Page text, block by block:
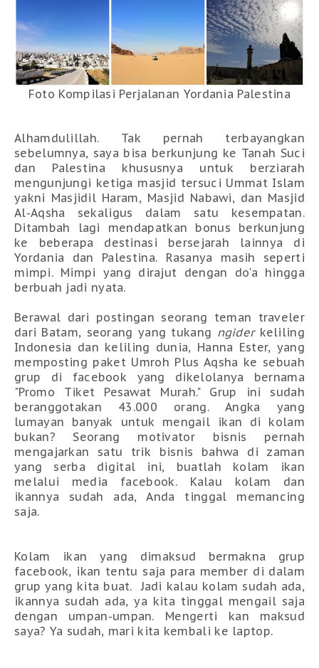
Foto Kompilasi Perjalanan Yordania Palestina
Alhamdulillah. Tak pernah terbayangkan
sebelumnya, saya bisa berkunjung ke Tanah Suci
dan Palestina khususnya untuk berziarah
mengunjungi ketiga masjid tersuci Ummat Islam
yakni Masjidil Haram, Masjid Nabawi, dan Masjid
Al-Aqsha sekaligus dalam satu kesempatan.
Ditambah lagi mendapatkan bonus berkunjung
ke beberapa destinasi bersejarah lainnya di
Yordania dan Palestina. Rasanya masih seperti
mimpi. Mimpi yang dirajut dengan do'a hingga
berbuah jadi nyata.
Berawal dari postingan seorang teman traveler
dari Batam, seorang yang tukang ngiderkeliling
Indonesia dan keliling dunia, Hanna Ester, yang
memposting paket Umroh Plus Aqsha ke sebuah
grup di facebook yang dikelolanya bernama
"Promo Tiket Pesawat Murah." Grup ini sudah
beranggotakan 43.000 orang. Angka yang
lumayan banyak untuk mengail ikan di kolam
bukan? Seorang motivator bisnis pernah
mengajarkan satu trik bisnis bahwa di zaman
yang serba digital ini, buatlah kolam ikan
melalui media facebook. Kalau kolam dan
ikannya sudah ada, Anda tinggal memancing
saja.
Kolam ikan yang dimaksud bermakna grup
facebook, ikan tentu saja para member di dalam
grup yang kita buat. Jadi kalau kolam sudah ada,
ikannya sudah ada, ya kita tinggal mengail saja
dengan umpan-umpan. Mengerti kan maksud
saya? Ya sudah, mari kita kembali ke laptop.